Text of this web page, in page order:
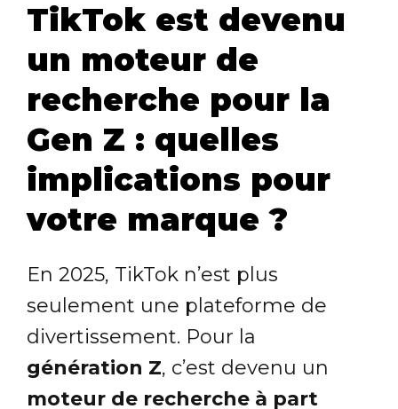
TikTok est devenu
un moteur de
recherche pour la
Gen Z : quelles
implications pour
votre marque ?
En 2025, TikTok n’est plus
seulement une plateforme de
divertissement. Pour la
génération Z, c’est devenu un
moteur de recherche à part